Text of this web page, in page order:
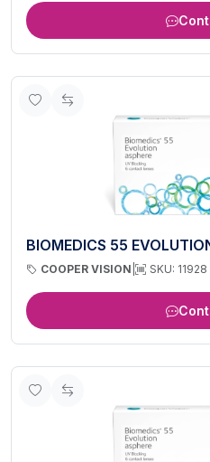
BIOMEDICS 55
COOPER VISION SKU: 11928